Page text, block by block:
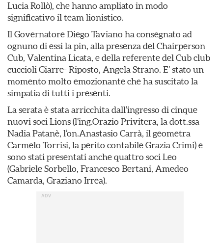
Lucia Rollò), che hanno ampliato in modo
significativo il team lionistico.
Il Governatore Diego Taviano ha consegnato ad
ognuno di essi la pin, alla presenza del Chairperson
Cub, Valentina Licata, e della referente del Cub club
cuccioli Giarre- Riposto, Angela Strano. E’ stato un
momento molto emozionante che ha suscitato la
simpatia di tutti i presenti.
La serata è stata arricchita dall’ingresso di cinque
nuovi soci Lions (l’ing.Orazio Privitera, la dott.ssa
Nadia Patanè, l’on.Anastasio Carrà, il geometra
Carmelo Torrisi, la perito contabile Grazia Crimi) e
sono stati presentati anche quattro soci Leo
(Gabriele Sorbello, Francesco Bertani, Amedeo
Camarda, Graziano Irrea).